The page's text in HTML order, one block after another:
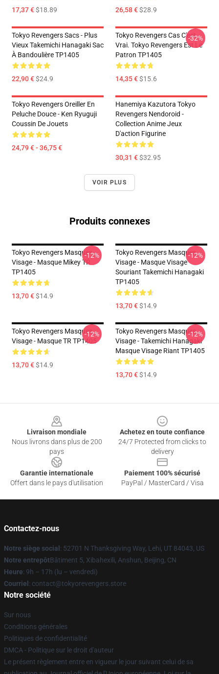
17,37 €$18.89 26,58 €$28.9
Tokyo Revengers Sacs - Plus
Vieux Takemichi Hanagaki Sac
À Bandoulière TP1405
22,90 €$24.9
Tokyo Revengers Cas C'est
Vrai. Tokyo Revengers Est Le
Patron TP1405
14,35 €$15.6
-32%
Tokyo Revengers Oreiller En
Peluche Douce - Ken Ryuguji
Coussin De Jouets
24,79 € - 36,75 €
Hanemiya Kazutora Tokyo
Revengers Nendoroid -
Collection Anime Jeux
D'action Figurine
30,31 €$32.95
VOIR PLUS
Produits connexes
Tokyo Revengers Masques
Visage - Masque Mikey TR
TP1405
13,70 €$14.9
-12%
Tokyo Revengers Masques
Visage - Masque Visage
Souriant Takemichi Hanagaki
TP1405
13,70 €$14.9
-12%
Tokyo Revengers Masques
Visage - Masque TR TP1405
13,70 €$14.9
-12%
Tokyo Revengers Masques
Visage - Takemichi Hanagaki
Masque Visage Riant TP1405
13,70 €$14.9
-12%
Livraison mondiale
Nous livrons dans plus de 200
pays
Achetez en toute confiance
24/7 Protected from clicks to
delivery
Garantie internationale
Offert dans le pays d'utilisation
Paiement 100% sécurisé
PayPal / MasterCard / Visa
Contactez-nous
Notre siège social : 52701 N Thanksgiving Way, Lehi, UT 84043, US
Notre entrepôtBâtiment 5, Xibahexili, Anshun, Beijing, CN
Heure: 9h – 17h (lu – vendredi)
Courriel : contact@tokyorevengers.store
Notre société
Sur nous
Conditions générales
Politiques de confidentialité
DMCA - Politique sur le droit d'auteur
Le présent règlement entre en vigueur le jour suivant celui de sa